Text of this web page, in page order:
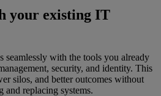
your existing IT
seamlessly with the tools you already
security, and identity. This
silos, and better outcomes without
replacing systems.